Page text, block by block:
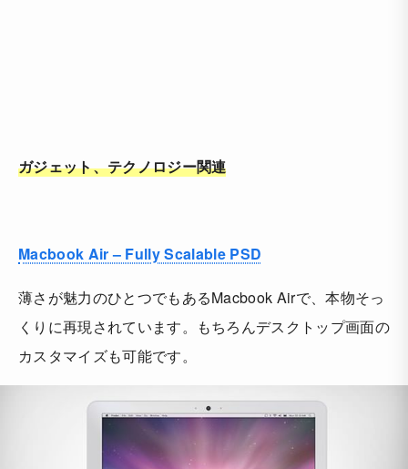
ガジェット、テクノロジー関連
Macbook Air – Fully Scalable PSD
薄さが魅力のひとつでもあるMacbook Airで、本物そっ
くりに再現されています。もちろんデスクトップ画面の
カスタマイズも可能です。